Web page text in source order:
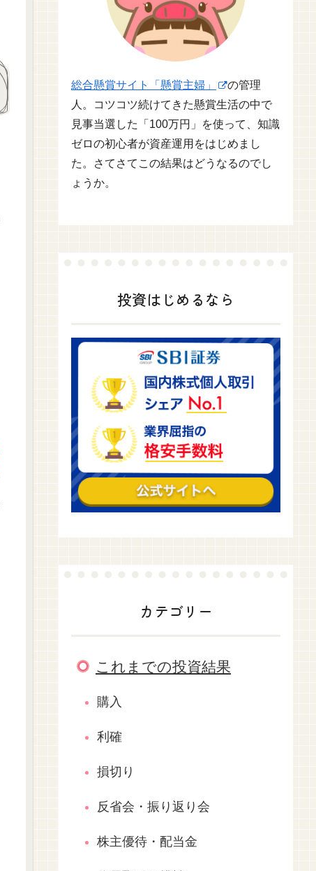
総合懸賞サイト「懸賞主婦」
の管理
人。コツコツ続けてきた懸賞生活の中で
見事当選した「100万円」を使って、知識
ゼロの初心者が資産運用をはじめまし
た。さてさてこの結果はどうなるのでし
ょうか。
投資はじめるなら
カテゴリー
これまでの投資結果
購入
利確
損切り
反省会・振り返り会
株主優待・配当金